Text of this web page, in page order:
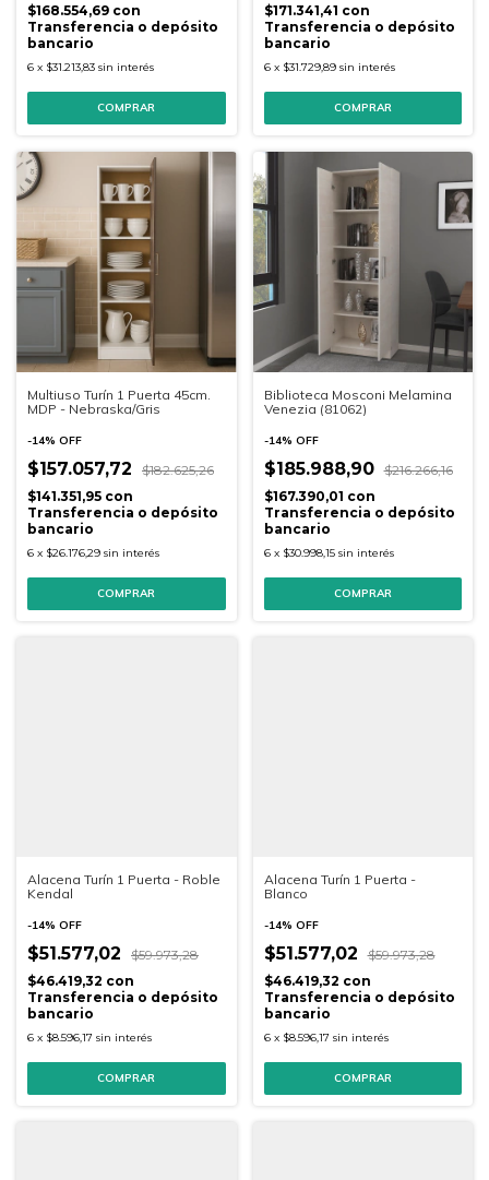
$168.554,69 con
Transferencia o depósito
bancario
6 x $31.213,83 sin interés
COMPRAR
$171.341,41 con
Transferencia o depósito
bancario
6 x $31.729,89 sin interés
Multiuso Turín 1 Puerta 45cm.
MDP - Nebraska/Gris
-14% OFF
$157.057,72
$182.625,26
$141.351,95 con
Transferencia o depósito
bancario
6 x $26.176,29 sin interés
Biblioteca Mosconi Melamina
Venezia (81062)
-14% OFF
$185.988,90 $216.266,16
$167.390,01 con
Transferencia o depósito
bancario
6 x $30.998,15 sin interés
Alacena Turín 1 Puerta - Roble
Kendal
-14% OFF
$51.577,02
$59.973,28
$46.419,32 con
Transferencia o depósito
bancario
6 x $8.596,17 sin interés
Alacena Turín 1 Puerta -
Blanco
-14% OFF
$51.577,02
$59.973,28
$46.419,32 con
Transferencia o depósito
bancario
6 x $8.596,17 sin interés